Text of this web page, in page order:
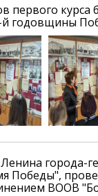
первого
годовщины
города-
Победы",
ВООВ